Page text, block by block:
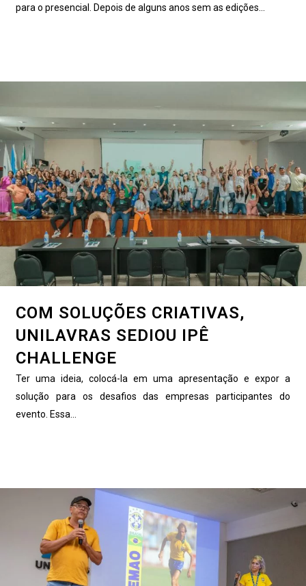
para o presencial. Depois de alguns anos sem as edições...
COM SOLUÇÕES CRIATIVAS,
UNILAVRAS SEDIOU IPÊ
CHALLENGE
Ter uma ideia, colocá-la em uma apresentação e expor a
solução para os desafios das empresas participantes do
evento. Essa...